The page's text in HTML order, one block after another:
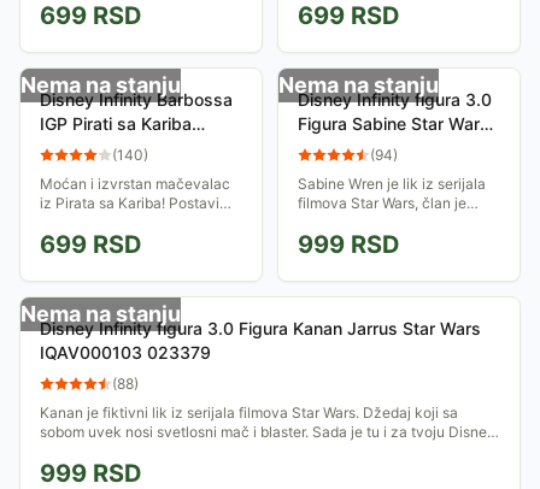
svoju Disney Infinity figuru na
699 RSD
Infinity bazu i iskoristi njene
699 RSD
Nema na stanju
Disney Infinity Barbossa
IGP Pirati sa Kariba
IQAV000008 023013
(140)
Moćan i izvrstan mačevalac
iz Pirata sa Kariba! Postavi
Disney Infinity bazu i iskoristi
699 RSD
Nema na stanju
Disney Infinity figura 3.0
Figura Sabine Star Wars
IQAV000102 023378
(94)
Sabine Wren je lik iz serijala
filmova Star Wars, član je
je tu i za tvoju Disney Infinity
novim...
999 RSD
Nema na stanju
Disney Infinity figura 3.0 Figura Kanan Jarrus Star Wars
IQAV000103 023379
(88)
Kanan je fiktivni lik iz serijala filmova Star Wars. Džedaj koji sa
sobom uvek nosi svetlosni mač i blaster. Sada je tu i za tvoju Disney
999 RSD